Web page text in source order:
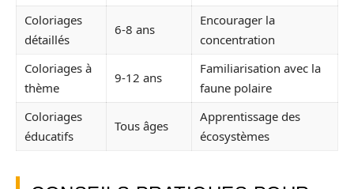
Coloriages
détaillés
6-8 ans
Encourager la
concentration
Coloriages à
thème
9-12 ans
Familiarisation avec la
faune polaire
Coloriages
éducatifs
Tous âges
Apprentissage des
écosystèmes